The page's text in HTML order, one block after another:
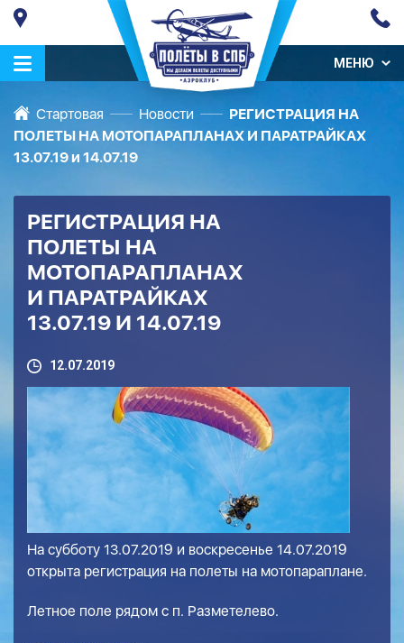
МЕНЮ
Стартовая Новости
РЕГИСТРАЦИЯ НА
ПОЛЕТЫ НА МОТОПАРАПЛАНАХ И ПАРАТРАЙКАХ
13.07.19 и 14.07.19
РЕГИСТРАЦИЯ НА
ПОЛЕТЫ НА
МОТОПАРАПЛАНАХ
И ПАРАТРАЙКАХ
13.07.19 И 14.07.19
12.07.2019
На субботу 13.07.2019 и воскресенье 14.07.2019
открыта регистрация на полеты на мотопараплане.
Летное поле рядом с п. Разметелево.